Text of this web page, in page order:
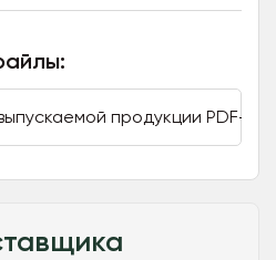
продукции PDF-